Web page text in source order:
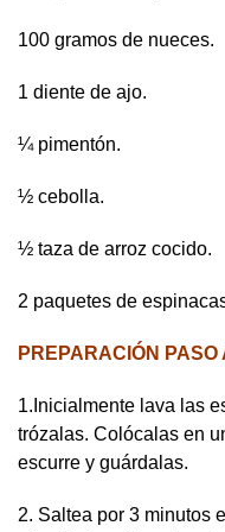
100 gramos de nueces.
1 diente de ajo.
¼ pimentón.
½ cebolla.
½ taza de arroz cocido.
2 paquetes de
PREPARACIÓN PASO
1.Inicialmente lava las
trózalas. Colócalas en
escurre y guárdalas.
2. Saltea por 3 minutos